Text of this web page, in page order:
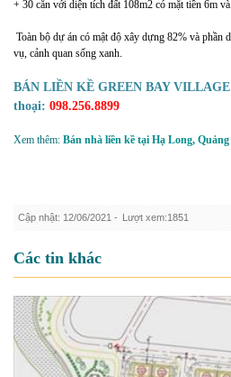
+ 30 căn với diện tích đất 108m2 có mặt tiền 6m
Toàn bộ dự án có mật độ xây dựng 82% và phần
vụ, cảnh quan sống xanh.
BÁN LIỀN KỀ GREEN BAY
thoại: 098.256.8899
Xem thêm: Bán nhà liền kề tại Hạ Long,
Cập nhật: 12/06/2021 - Lượt xem:1851
Các tin khác